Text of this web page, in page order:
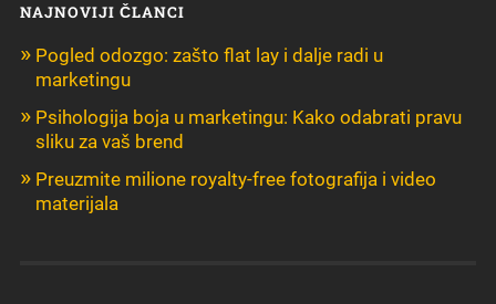
NAJNOVIJI ČLANCI
Pogled odozgo: zašto flat lay i dalje radi u
marketingu
Psihologija boja u marketingu: Kako odabrati pravu
sliku za vaš brend
Preuzmite milione royalty-free fotografija i video
materijala